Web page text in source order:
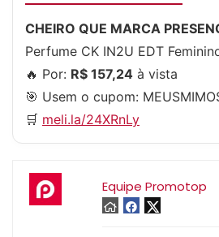
CHEIRO QUE MARCA
Perfume CK IN2U EDT
🔥 Por: R$ 157,24 à vista
🎯 Usem o cupom:
🛒 meli.la/24XRnLy
Equipe Promotop